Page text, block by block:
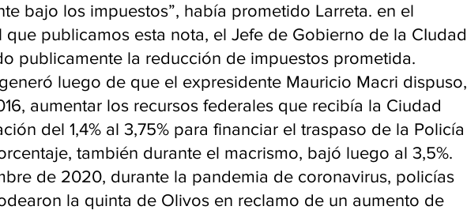
bajo los impuestos”, había prometido Larreta. en el
que publicamos esta nota, el Jefe de Gobierno de la CIudad
publicamente la reducción de impuestos prometida.
luego de que el expresidente Mauricio Macri dispuso,
aumentar los recursos federales que recibía la Ciudad
del 1,4% al 3,75% para financiar el traspaso de la Policía
también durante el macrismo, bajó luego al 3,5%.
de 2020, durante la pandemia de coronavirus, policías
la quinta de Olivos en reclamo de un aumento de